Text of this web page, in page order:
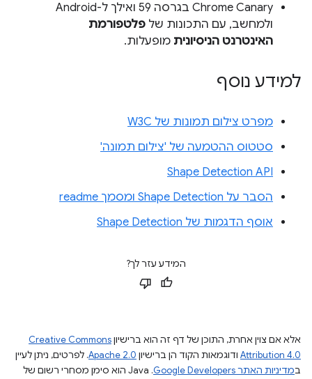
Chrome Canary בגרסה 59 ואילך ל-Android
ולמחשב, עם התכונות של פלטפורמת
האינטרנט הניסיונית מופעלות.
למידע נוסף
מפרט צילום תמונות של W3C
סטטוס ההטמעה של 'צילום תמונה'
Shape Detection API
הסבר על Shape Detection ומסמך readme
אוסף הדגמות של Shape Detection
המידע עזר לך?
אלא אם צוין אחרת, התוכן של דף זה הוא ברישיוןCreative Commons
Attribution 4.0 ודוגמאות הקוד הן ברישיון Apache 2.0. לפרטים, ניתן לעיין
במדיניות האתר Google Developers‏
.‏ Java הוא סימן מסחרי רשום של